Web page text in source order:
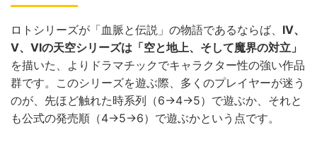
ロトシリーズが「血脈と伝説」の物語であるならば、 IV、
V、VIの天空シリーズは「空と地上、そして魔界の対立」
を描いた、よりドラマチックでキャラクター性の強い作品
群です。このシリーズを遊ぶ際、多くのプレイヤーが迷う
のが、先ほど触れた時系列（6→4→5）で遊ぶか、それと
も公式の発売順（4→5→6）で遊ぶかという点です。